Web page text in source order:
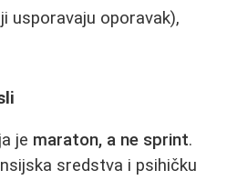
usporavaju oporavak),
je maraton, a ne sprint.
sredstva i psihičku